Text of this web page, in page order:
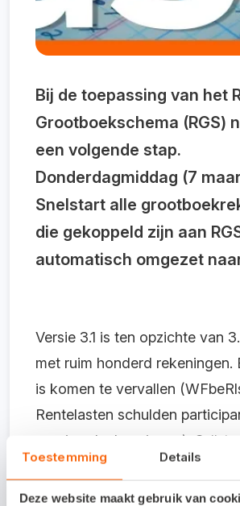
Toestemming Details
Deze website maakt gebruik van
Bij de toepassing van het
Grootboekschema (RGS)
een volgende stap.
Donderdagmiddag (7
Snelstart alle
die gekoppeld zijn aan
automatisch omgezet
Versie 3.1 is ten opzichte van
met ruim honderd rekeningen.
is komen te vervallen
Rentelasten schulden
overige deelnemingen).
alle wijzigingen? De release
te vinden. De complete lijst met